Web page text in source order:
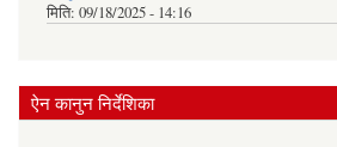
मिति: 09/18/2025 - 14:16
ऐन कानुन निर्देशिका